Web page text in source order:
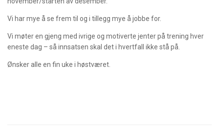
Vi har mye å se frem til og i tillegg mye å jobbe for.
Vi møter en gjeng med ivrige og motiverte jenter på trening hver
eneste dag – så innsatsen skal det i hvertfall ikke stå på.
Ønsker alle en fin uke i høstværet.